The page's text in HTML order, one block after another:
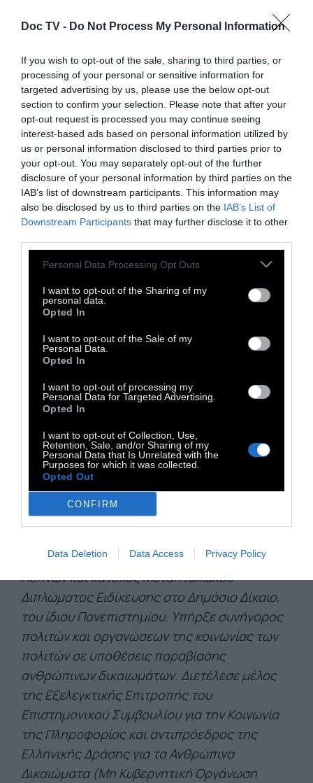
Doc TV - Do Not Process My Personal Information
If you wish to opt-out of the sale, sharing to third parties, or
processing of your personal or sensitive information for
targeted advertising by us, please use the below opt-out
section to confirm your selection. Please note that after your
opt-out request is processed you may continue seeing
interest-based ads based on personal information utilized by
us or personal information disclosed to third parties prior to
your opt-out. You may separately opt-out of the further
disclosure of your personal information by third parties on the
IAB’s list of downstream participants. This information may
also be disclosed by us to third parties on the IAB’s List of
Downstream Participants that may further disclose it to other
Personal Data Processing Opt Outs
I want to opt-out of the Sharing of my
personal data.
Opted In
I want to opt-out of the Sale of my
Personal Data.
Opted In
I want to opt-out of processing my
Personal Data for Targeted Advertising.
Opted In
I want to opt-out of Collection, Use,
Retention, Sale, and/or Sharing of my
Personal Data that Is Unrelated with the
Purposes for which it was collected.
Opted Out
CONFIRM
Data Deletion Data Access Privacy Policy
οποία η Ελλάδα έχει κυρώσει με τον
Σύμβασης της Κωνσταντινούπολης
περιλαμβάνει δυο φορές αναφορά στην
Σύσταση για τις γυναικοκτονίες. Έτσι ο όρος
αυτός εντάσσει ένα έγκλημα στο πεδίο
εφαρμογής της Σύμβασης που επιβάλλει στα
κράτη την λήψη ειδικών μέτρων για την
πρόληψη, την ευαισθητοποίηση, την
εκπαίδευση, την ενημέρωση, την καταγραφή
και την τήρηση στατιστικών που αφορούν
τις γυναικοκτονίες.
Το να λες λοιπόν ότι «δεν υπάρχει
γυναικοκτονια νομικά» είναι αβάσιμο. Η
Ελλάδα υπέχει υποχρεώσεις διεθνούς
δικαίου για την λήψη όλων των ανωτέρω
μέτρων που αφορούν τις γυναικοκτονίες και
οι υποχρεώσεις αυτές είναι νομικά
δεσμευτικές. Όταν επιμένεις ότι «δεν
ανθρωποκτονία» είσαι απλά μέρος του
προβλήματος.
O Βασίλης Σωτηρόπουλος είναι δικηγόρος
Εθνικού και Καποδιστριακού Πανεπιστημίου
Αθηνών και κάτοχος Μεταπτυχιακού
Διπλώματος Ειδίκευσης στο Δημόσιο Δίκαιο,
του ίδιου Πανεπιστημίου. Υπήρξε συνήγορος
πολιτών και οργανώσεων της κοινωνίας των
πολιτών σε υποθέσεις παραβίασης
ανθρώπινων δικαιωμάτων. Διετέλεσε μέλος
της Εξελεγκτικής Επιτροπής του
Επιστημονικού Συμβουλίου για την Κοινωνία
της Πληροφορίας και αντιπρόεδρος της
Ελληνικής Δράσης για τα Ανθρώπινα
Δικαιώματα (Μη Κυβερνητική Οργάνωση